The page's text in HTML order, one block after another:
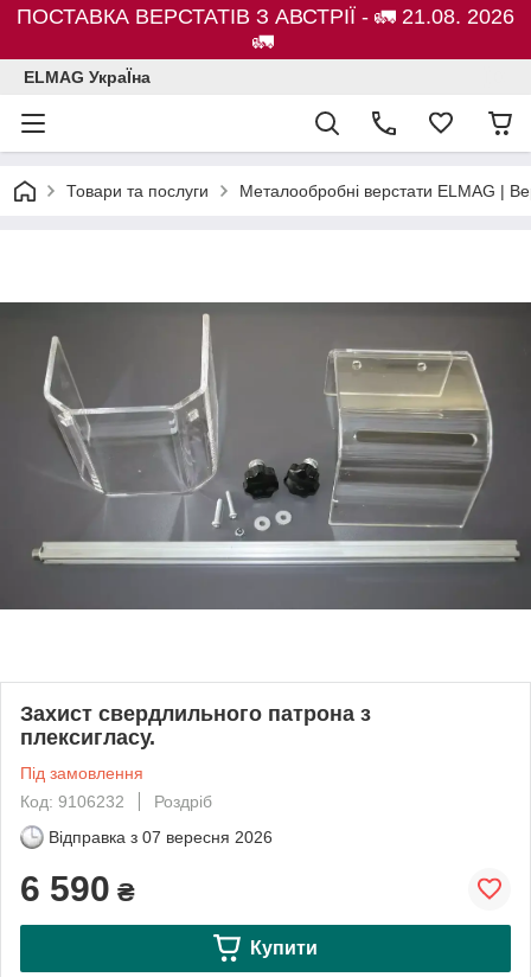
ПОСТАВКА ВЕРСТАТІВ З АВСТРІЇ - 🚛 21.08. 2026
🚛
ELMAG УкраЇна
Товари та послуги Металообробні верстати ELMAG |
Захист свердлильного патрона з
плексигласу.
Під замовлення
Код: 9106232
Роздріб
Відправка з 07 вересня 2026
6 590 ₴
Купити